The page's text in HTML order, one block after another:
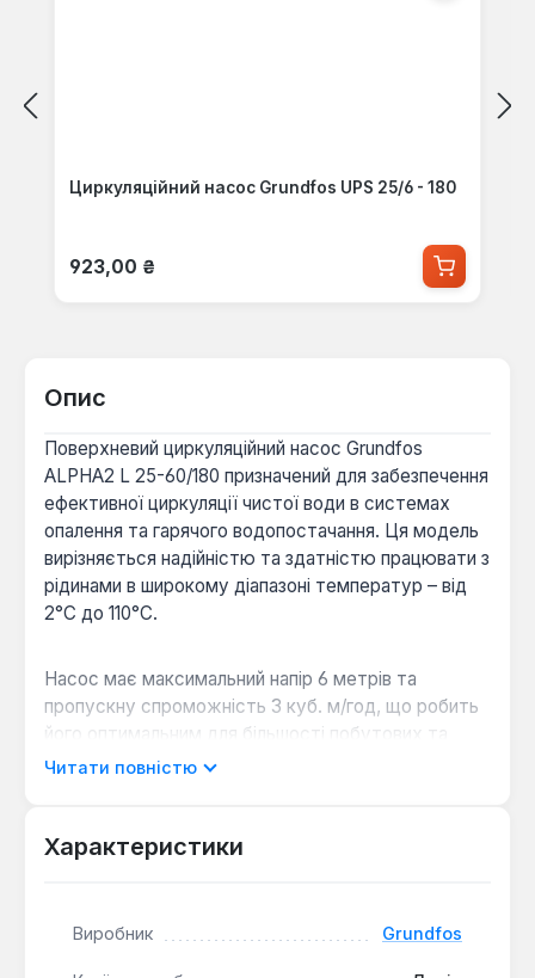
Циркуляційний насос Grundfos UPS 25/6 - 180
Звичайна ціна:
923,00 ₴
Опис
Поверхневий циркуляційний насос Grundfos
ALPHA2 L 25-60/180 призначений для забезпечення
ефективної циркуляції чистої води в системах
опалення та гарячого водопостачання. Ця модель
вирізняється надійністю та здатністю працювати з
рідинами в широкому діапазоні температур – від
2°C до 110°C.
Насос має максимальний напір 6 метрів та
пропускну спроможність 3 куб. м/год, що робить
його оптимальним для більшості побутових та
комерційних систем. Завдяки типу ротора
180 мм та діаметр роз'єму з'єднання 1 1/2"
Електронний контроль: Автоматичний
Читати повністю
Характеристики
Виробник Grundfos